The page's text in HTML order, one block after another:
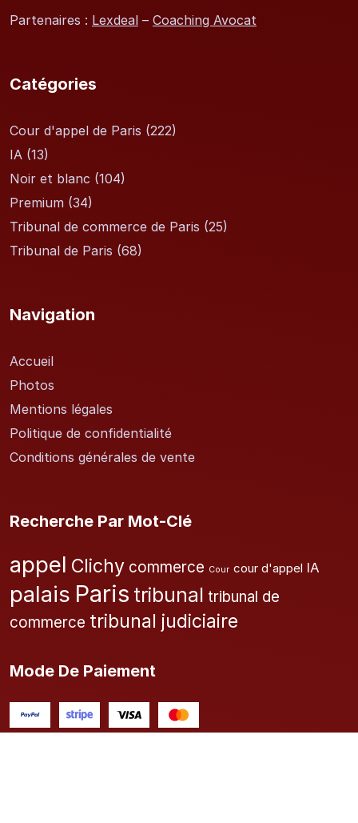
Partenaires : Lexdeal – Coaching Avocat
Catégories
Cour d'appel de Paris (222)
IA (13)
Noir et blanc (104)
Premium (34)
Tribunal de commerce de Paris (25)
Tribunal de Paris (68)
Navigation
Accueil
Photos
Mentions légales
Politique de confidentialité
Conditions générales de vente
Recherche Par Mot-Clé
appel Clichy commerce Cour cour d'appel IA
palais Paris tribunal tribunal de
commerce tribunal judiciaire
Mode De Paiement